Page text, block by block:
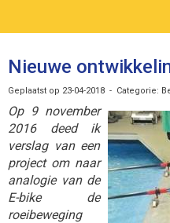
Nieuwe
Geplaatst op 23-04-2018 - Categorie:
Op 9 november
2016 deed ik
verslag van een
project om naar
analogie van de
E-bike de
roeibeweging